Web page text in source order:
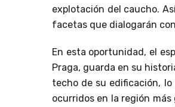
explotación del caucho.
facetas que dialogarán
En esta oportunidad, el
Praga, guarda en su
techo de su edificación,
ocurridos en la región